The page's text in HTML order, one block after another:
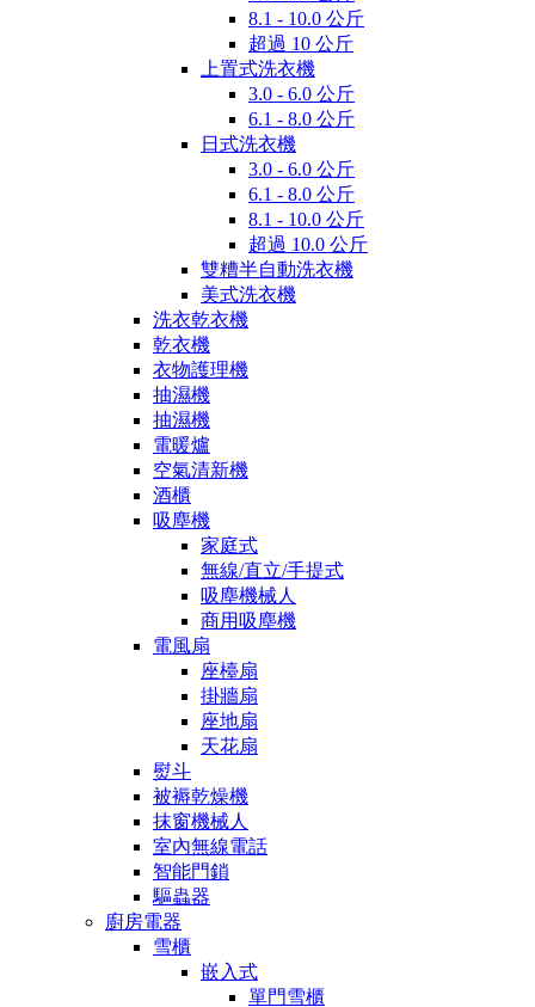
8.1 - 10.0 公斤
超過 10 公斤
上置式洗衣機
3.0 - 6.0 公斤
6.1 - 8.0 公斤
日式洗衣機
3.0 - 6.0 公斤
6.1 - 8.0 公斤
8.1 - 10.0 公斤
超過 10.0 公斤
雙糟半自動洗衣機
美式洗衣機
洗衣乾衣機
乾衣機
衣物護理機
抽濕機
抽濕機
電暖爐
空氣清新機
酒櫃
吸塵機
家庭式
無線/直立/手提式
吸塵機械人
商用吸塵機
電風扇
座檯扇
掛牆扇
座地扇
天花扇
熨斗
被褥乾燥機
抹窗機械人
室內無線電話
智能門鎖
驅蟲器
廚房電器
雪櫃
嵌入式
單門雪櫃